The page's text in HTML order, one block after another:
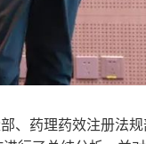
、药理药效注册法